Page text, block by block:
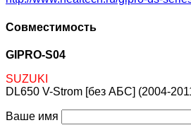
Совместимость
GIPRO-S04
SUZUKI
DL650 V-Strom [без АБС] (2004-
Ваше имя